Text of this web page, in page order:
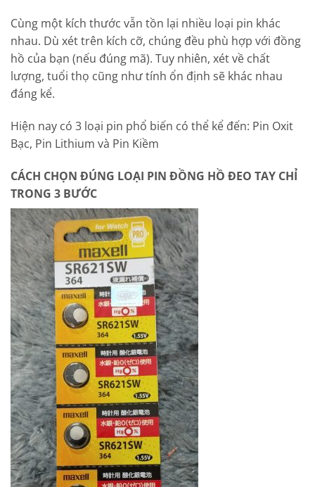
Cùng một kích thước vẫn tồn lại nhiều loại pin khác
nhau. Dù xét trên kích cỡ, chúng đều phù hợp với đồng
hồ của bạn (nếu đúng mã). Tuy nhiên, xét về chất
lượng, tuổi thọ cũng như tính ổn định sẽ khác nhau
đáng kể.
Hiện nay có 3 loại pin phổ biến có thể kể đến: Pin Oxit
Bạc, Pin Lithium và Pin Kiềm
CÁCH CHỌN ĐÚNG LOẠI PIN ĐỒNG HỒ ĐEO TAY CHỈ
TRONG 3 BƯỚC